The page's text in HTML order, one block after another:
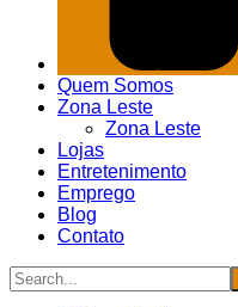
Quem Somos
Zona Leste
Zona Leste
Lojas
Entretenimento
Emprego
Blog
Contato